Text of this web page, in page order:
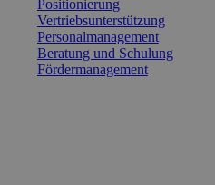
Positionierung
Vertriebsunterstützung
Personalmanagement
Beratung und Schulung
Fördermanagement